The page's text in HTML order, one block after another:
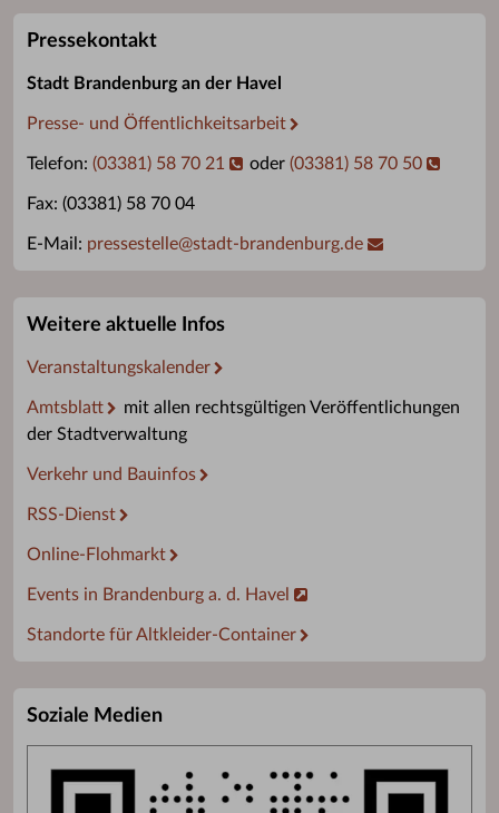
Pressekontakt
Stadt Brandenburg an der Havel
Presse- und Öffentlichkeitsarbeit
Telefon: (03381) 58 70 21 oder (03381) 58 70 50
Fax: (03381) 58 70 04
E-Mail: pressestelle@stadt-brandenburg.de
Weitere aktuelle Infos
Veranstaltungskalender
Amtsblatt
mit allen rechtsgültigen Veröffentlichungen
der Stadtverwaltung
Verkehr und Bauinfos
RSS-Dienst
Online-Flohmarkt
Events in Brandenburg a. d. Havel
Standorte für Altkleider-Container
Soziale Medien